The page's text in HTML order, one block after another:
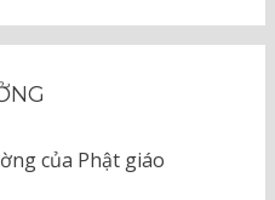
của Phật giáo